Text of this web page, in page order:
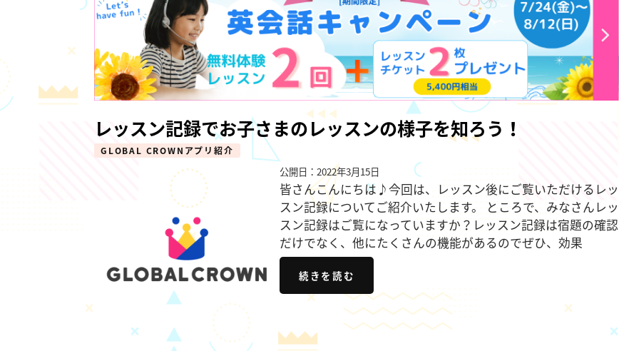
レッスン記録でお子さまのレッスンの様子を知ろう！
GLOBAL CROWNアプリ紹介
公開日：2022年3月15日
皆さんこんにちは♪今回は、レッスン後にご覧いただけるレッ
スン記録についてご紹介いたします。 ところで、みなさんレッ
スン記録はご覧になっていますか？レッスン記録は宿題の確認
だけでなく、他にたくさんの機能があるのでぜひ、効果
続きを読む